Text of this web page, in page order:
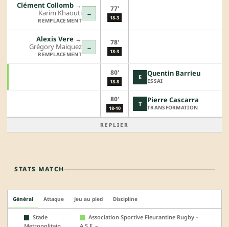
↔
Clément Collomb →︎
Karim Khaouti
REMPLACEMENT
77'
18-3
↔
Alexis Vere →︎
Grégory Maiquez
REMPLACEMENT
78'
18-3
80'
18-8
E Quentin Barrieu
ESSAI
80'
18-10
T Pierre Cascarra
TRANSFORMATION
REPLIER
STATS MATCH
Général Attaque Jeu au pied Discipline
Stade
Association Sportive Fleurantine Rugby –